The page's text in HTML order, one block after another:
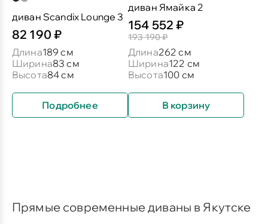
диван Scandix Lounge 3
82 190 ₽
Длина189 см
Ширина83 см
Высота84 см
Подробнее
диван Ямайка 2
154 552 ₽
193 190 ₽
Длина262 см
Ширина122 см
Высота100 см
В корзину
Прямые современные диваны в Якутске